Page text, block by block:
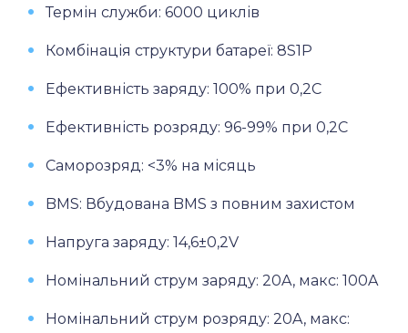
Термін служби: 6000 циклів
Комбінація структури батареї: 8S1P
Ефективність заряду: 100% при 0,2C
Ефективність розряду: 96-99% при 0,2C
Саморозряд: <3% на місяць
BMS: Вбудована BMS з повним захистом
Напруга заряду: 14,6±0,2V
Номінальний струм заряду: 20A, макс: 100A
Номінальний струм розряду: 20A, макс: